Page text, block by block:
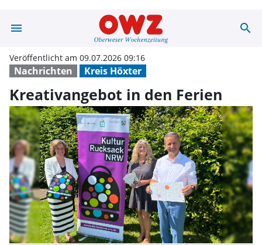
menu Kreativangebot
search
Nachrichten Kreis Höxter
Veröffentlicht am 09.07.2026 09:16
Kreativangebot in den Ferien